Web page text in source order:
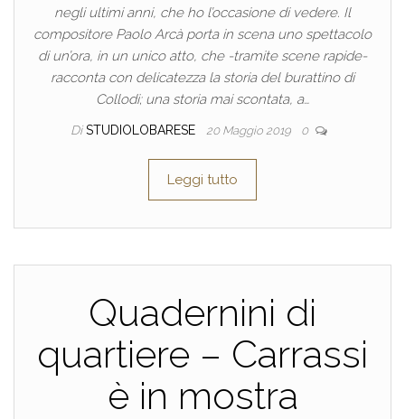
negli ultimi anni, che ho l’occasione di vedere. Il
compositore Paolo Arcà porta in scena uno spettacolo
di un’ora, in un unico atto, che -tramite scene rapide-
racconta con delicatezza la storia del burattino di
Collodi; una storia mai scontata, a…
Di STUDIOLOBARESE 20 Maggio 2019 0
Leggi tutto
Quadernini di
quartiere – Carrassi
è in mostra